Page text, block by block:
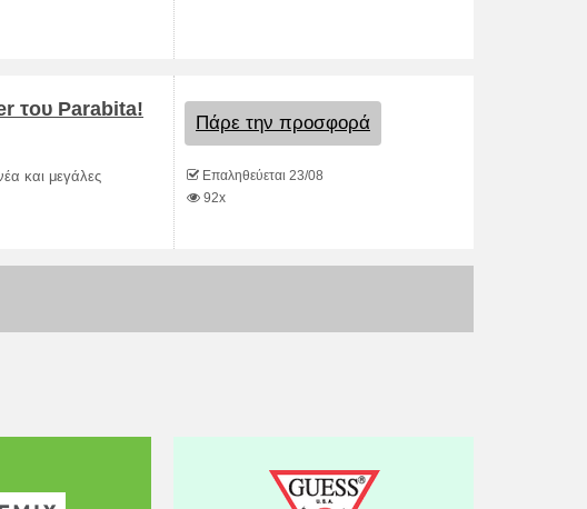
του Parabita!
και μεγάλες
Πάρε την προσφορά
Επαληθεύεται 23/08
92x